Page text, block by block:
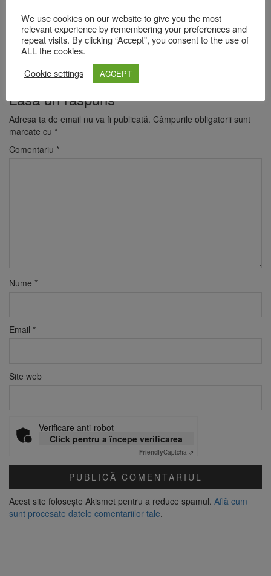
Etapa 1 – Duminică, 1 August 2021
Etapa 2 – Duminică, 29 August 2021
Etapa 3 – Duminică, 26 Septembrie 2021
Lasă un răspuns
Adresa ta de email nu va fi publicată. Câmpurile obligatorii sunt
marcate cu *
Comentariu *
Nume *
Email *
Site web
Verificare anti-robot
Click pentru a începe verificarea
FriendlyCaptcha ⇗
Acest site folosește Akismet pentru a reduce spamul. Află cum
sunt procesate datele comentariilor tale.
We use cookies on our website to give you the most
relevant experience by remembering your preferences and
repeat visits. By clicking “Accept”, you consent to the use of
ALL the cookies.
Cookie settings
ACCEPT